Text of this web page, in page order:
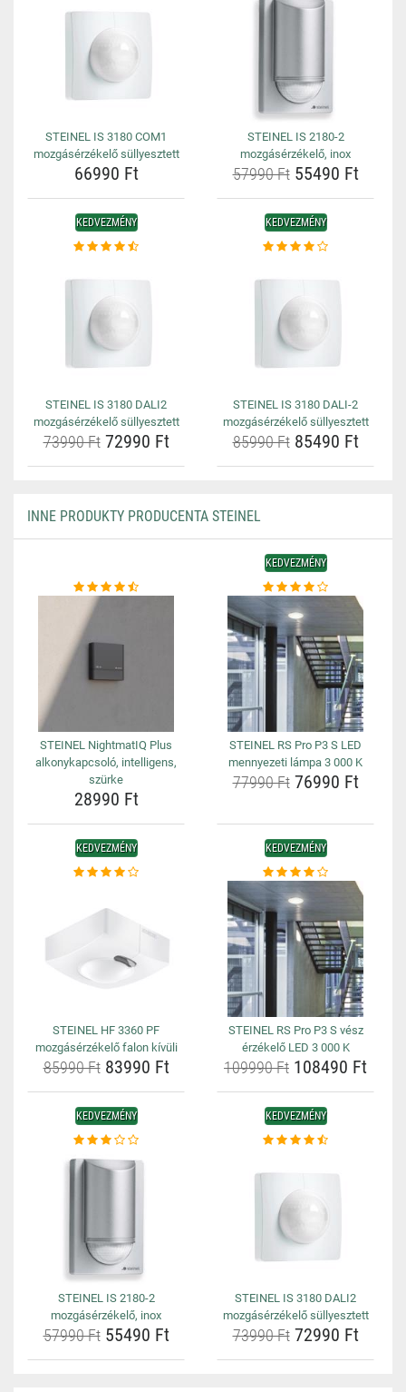
STEINEL IS 3180 COM1
mozgásérzékelő süllyesztett
66990 Ft
STEINEL IS 2180-2
mozgásérzékelő, inox
57990 Ft55490 Ft
KEDVEZMÉNY
STEINEL IS 3180 DALI2
mozgásérzékelő süllyesztett
73990 Ft72990 Ft
KEDVEZMÉNY
STEINEL IS 3180 DALI-2
mozgásérzékelő süllyesztett
85990 Ft85490 Ft
INNE PRODUKTY PRODUCENTA STEINEL
STEINEL NightmatIQ Plus
alkonykapcsoló, intelligens,
szürke
28990 Ft
KEDVEZMÉNY
STEINEL RS Pro P3 S LED
mennyezeti lámpa 3 000 K
77990 Ft76990 Ft
KEDVEZMÉNY
STEINEL HF 3360 PF
mozgásérzékelő falon kívüli
85990 Ft83990 Ft
KEDVEZMÉNY
STEINEL RS Pro P3 S vész
érzékelő LED 3 000 K
109990 Ft 108490 Ft
KEDVEZMÉNY
STEINEL IS 2180-2
mozgásérzékelő, inox
57990 Ft55490 Ft
KEDVEZMÉNY
STEINEL IS 3180 DALI2
mozgásérzékelő süllyesztett
73990 Ft72990 Ft